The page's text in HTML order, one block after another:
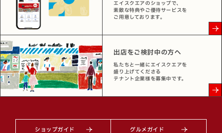
エイスクエアのショップで、
素敵な特典やご優待サービスを
ご用意しております。
出店をご検討中の方へ
私たちと一緒にエイスクエアを
盛り上げてくださる
テナント企業様を募集中です。
ショップガイド グルメガイド